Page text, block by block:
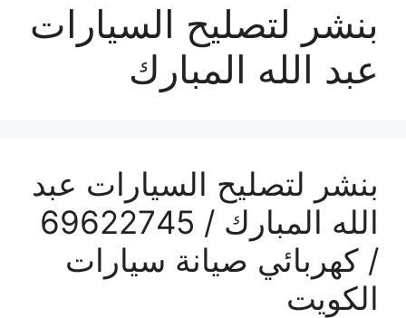
بنشر لتصليح السيارات
عبد الله المبارك
بنشر لتصليح السيارات عبد
الله المبارك / 69622745
/ كهربائي صيانة سيارات
الكويت